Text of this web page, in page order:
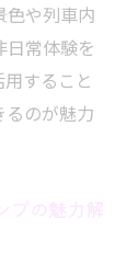
線沿線
キャン
色や列車内
常体験を
すること
のが魅力